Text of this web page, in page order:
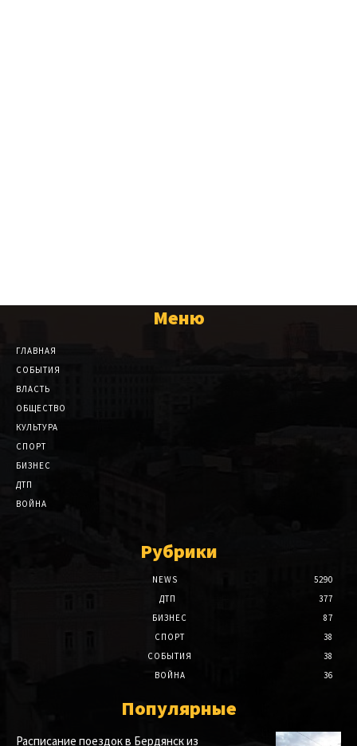
Меню
ГЛАВНАЯ
СОБЫТИЯ
ВЛАСТЬ
ОБЩЕСТВО
КУЛЬТУРА
СПОРТ
БИЗНЕС
ДТП
ВОЙНА
Рубрики
NEWS
5290
ДТП
377
БИЗНЕС
87
СПОРТ
38
СОБЫТИЯ
38
ВОЙНА
36
Популярные
Расписание поездок в Бердянск из